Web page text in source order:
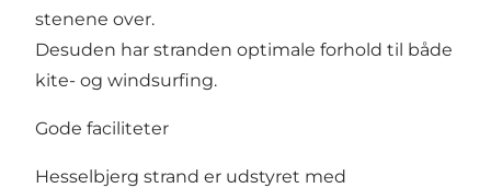
stenene over.
Desuden har stranden optimale forhold til både
kite- og windsurfing.
Gode faciliteter
Hesselbjerg strand er udstyret med